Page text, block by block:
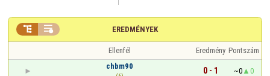
EREDMÉNYEK
 
Ellenfél Eredmény Pontszám
chbm90
0 - 1 ~0
0